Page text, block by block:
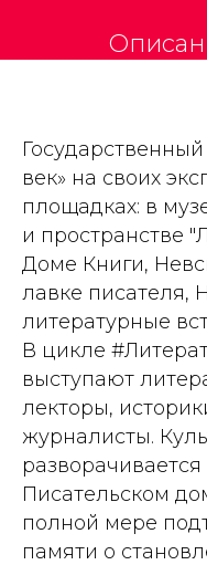
век» на своих
площадках: в
и пространстве
Доме Книги,
лавке писателя,
литературные
В цикле
выступают
лекторы,
журналисты.
Писательском
полной мере
памяти о